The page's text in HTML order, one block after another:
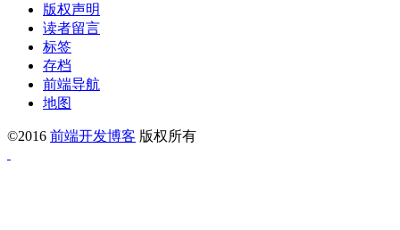
版权声明
读者留言
标签
存档
前端导航
地图
©2016 前端开发博客 版权所有